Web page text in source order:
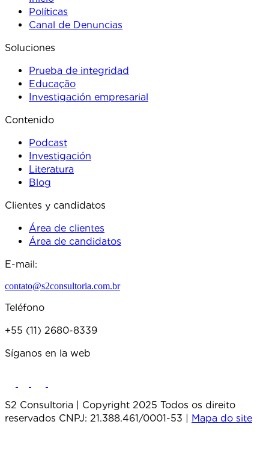
Políticas
Canal de Denuncias
Soluciones
Prueba de integridad
Educação
Investigación empresarial
Contenido
Podcast
Investigación
Literatura
Blog
Clientes y candidatos
Área de clientes
Área de candidatos
E-mail:
contato@s2consultoria.com.br
Teléfono
+55 (11) 2680-8339
Síganos en la web
S2 Consultoria | Copyright 2025 Todos os direito
reservados CNPJ: 21.388.461/0001-53 |
Mapa do site